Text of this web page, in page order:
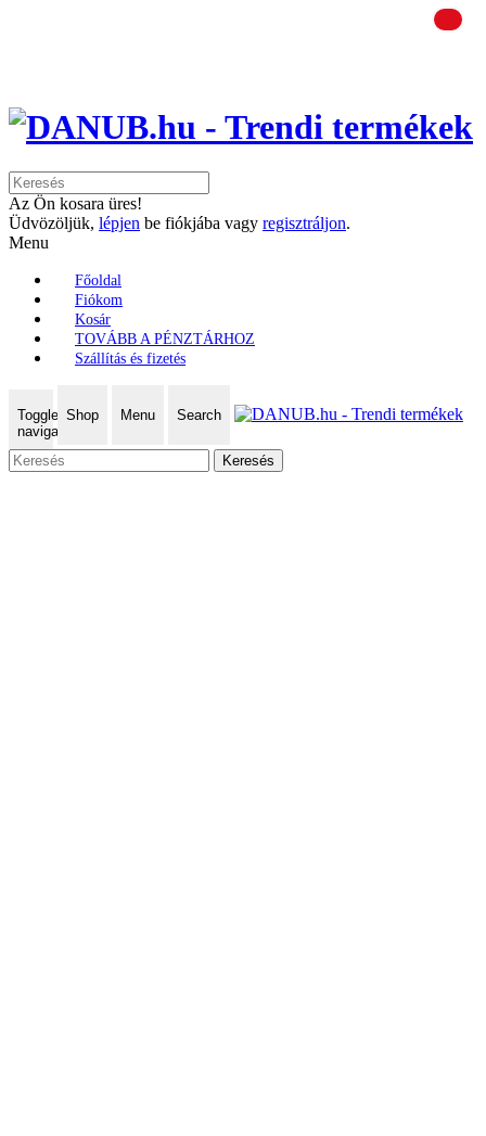
Az Ön kosara üres!
Üdvözöljük, lépjen be fiókjába vagy regisztráljon.
Menu
Főoldal
Fiókom
Kosár
TOVÁBB A PÉNZTÁRHOZ
Szállítás és fizetés
Toggle
navigation
Shop Menu Search
Keresés